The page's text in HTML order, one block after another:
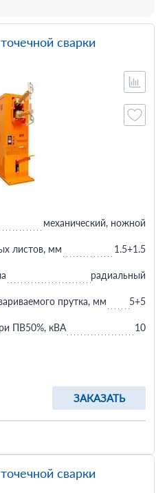
сварки
ЗАКАЗАТЬ
механический, ножной
листов, мм 1.5+1.5
радиальный
прутка, мм 5+5
ПВ50%, кВА 10
сварки